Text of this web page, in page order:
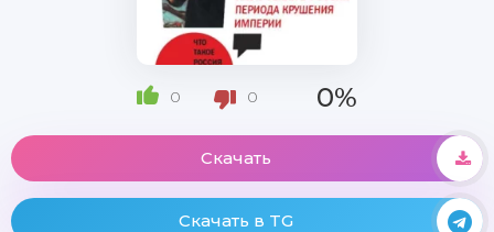
0 0 0%
Скачать
Скачать в TG